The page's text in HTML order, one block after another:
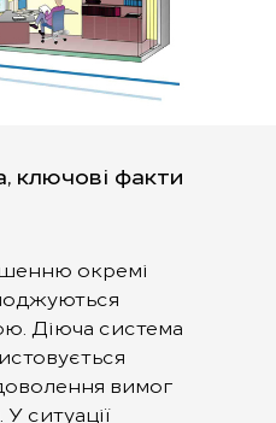
ключові факти
окремі
Діюча система
вимог
ситуації